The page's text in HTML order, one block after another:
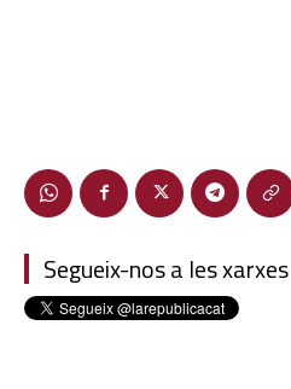
Segueix-nos a les xarxes